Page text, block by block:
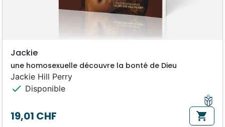
Jackie
une homosexuelle découvre la bonté de Dieu
Jackie Hill Perry
check Disponible
Prix
19,01 CHF shopping_cart